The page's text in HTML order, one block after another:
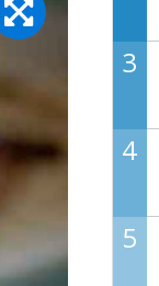
3
4
5